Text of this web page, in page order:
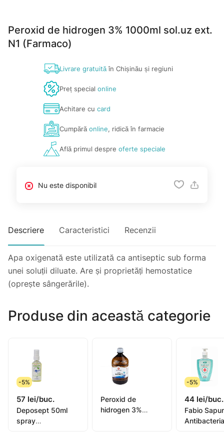
Peroxid de hidrogen 3% 1000ml sol.uz ext.
N1 (Farmaco)
Livrare gratuităîn Chișinău și regiuni
Preț special online
Achitare cu card
Cumpărăonline, ridică în farmacie
Află primul despre oferte speciale
Nu este disponibil
Descriere Caracteristici Recenzii
Apa oxigenată este utilizată ca antiseptic sub forma
unei soluții diluate. Are și proprietăți hemostatice
(oprește sângerările).
Produse din această categorie
-5%
57 lei/buc.
Deposept 50ml
spray
Peroxid de
hidrogen 3%
-5%
44 lei/buc.
Fabio